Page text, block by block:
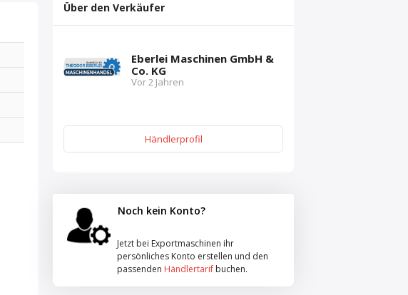
Über den Verkäufer
Eberlei Maschinen GmbH &
Co. KG
Vor 2 Jahren
Händlerprofil
Noch kein Konto?
Jetzt bei Exportmaschinen ihr
persönliches Konto erstellen und den
passenden Händlertarif buchen.